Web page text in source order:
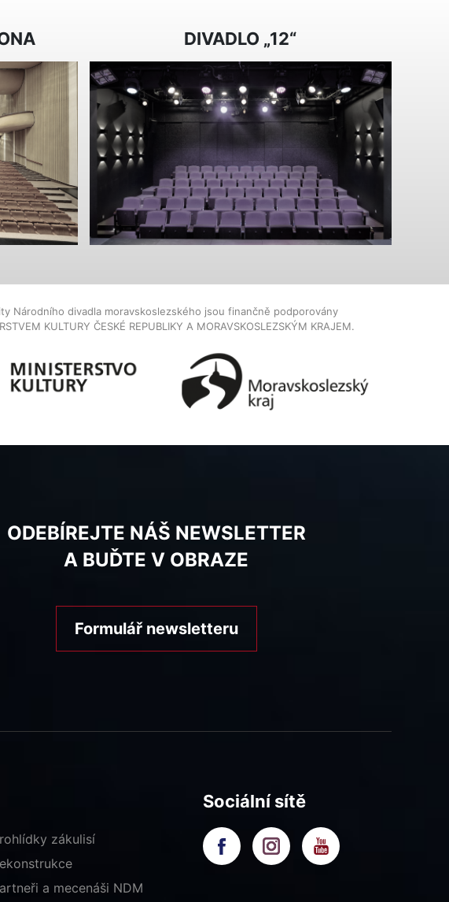
DIVADLO „12“
Národního divadla moravskoslezského jsou finančně podporovány
KULTURY ČESKÉ REPUBLIKY A MORAVSKOSLEZSKÝM KRAJEM.
ODEBÍREJTE NÁŠ NEWSLETTER
A BUĎTE V OBRAZE
Formulář newsletteru
zákulisí
a mecenáši NDM
Sociální sítě